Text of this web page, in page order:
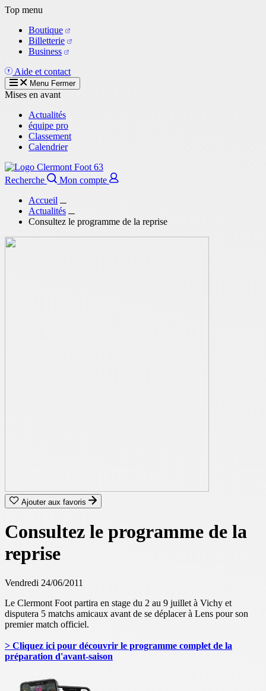
Aller
contenu
principal
Top menu
Boutique
Billetterie
Business
Aide et contact
Menu Fermer
Mises en avant
Actualités
équipe pro
Classement
Calendrier
Recherche
Mon compte
Accueil
Actualités
Consultez le programme de la reprise
Ajouter aux favoris
Consultez le programme de la
reprise
Vendredi 24/06/2011
Le Clermont Foot partira en stage du 2 au 9 juillet à Vichy et
disputera 5 matchs amicaux avant de se déplacer à Lens pour son
premier match officiel.
> Cliquez ici pour découvrir le programme complet de la
préparation d'avant-saison